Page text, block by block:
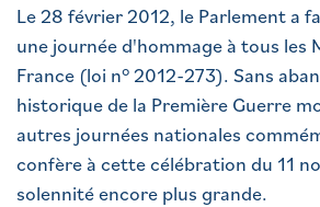
Le 28 février 2012, le Parlement a
une journée d'hommage à tous les
France (loi n° 2012-273). Sans
historique de la Première Guerre
autres journées nationales
confère à cette célébration du 11
solennité encore plus grande.